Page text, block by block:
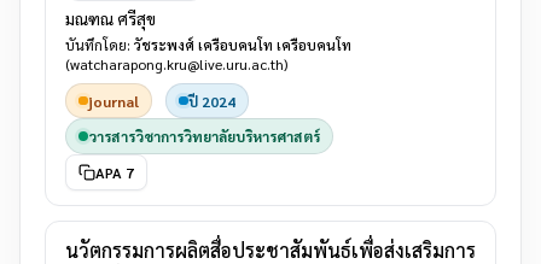
มณฑณ ศรีสุข
บันทึกโดย: วัชระพงศ์ เครือบคนโท เครือบคนโท
(watcharapong.kru@live.uru.ac.th)
journal
ปี 2024
วารสารวิชาการวิทยาลัยบริหารศาสตร์
APA 7
นวัตกรรมการผลิตสื่อประชาสัมพันธ์เพื่อส่งเสริมการ